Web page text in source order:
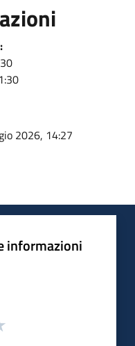
2026, 14:27
informazioni